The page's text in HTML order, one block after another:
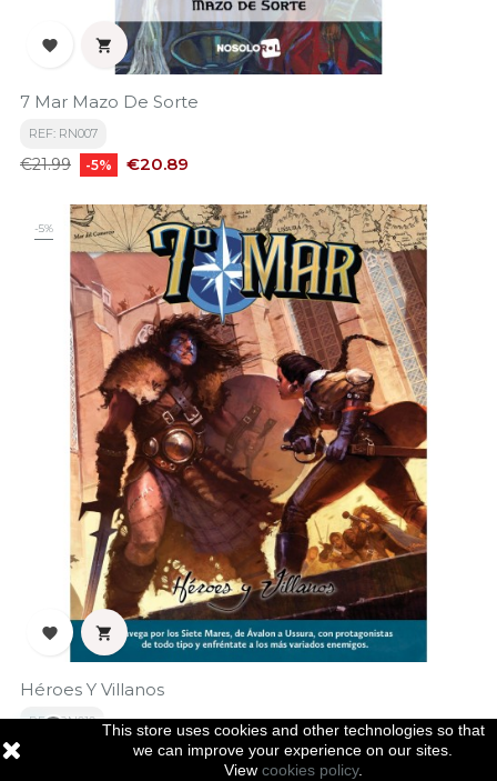
 
7 Mar Mazo De Sorte
REF: RN007
Regular
€21.99 -5% Price
€20.89
-5%
 
Héroes Y Villanos
REF: RN010
Regular
Price
€33.24
This store uses cookies and other technologies so that
we can improve your experience on our sites.
View cookies policy.